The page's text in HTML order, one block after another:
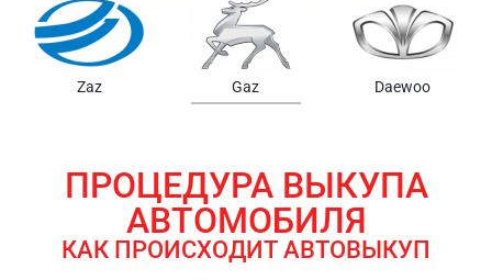
Samsung Chrysler Gmc
ПРОЦЕДУРА ВЫКУПА
АВТОМОБИЛЯ
КАК ПРОИСХОДИТ АВТОВЫКУП